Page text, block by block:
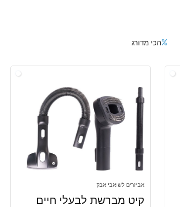
הכי מדורג
אביזרים לשואבי אבק
קיט מברשת לבעלי חיים